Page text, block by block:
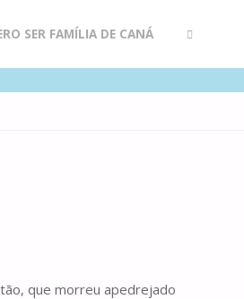
SER FAMÍLIA DE CANÁ
que morreu apedrejado